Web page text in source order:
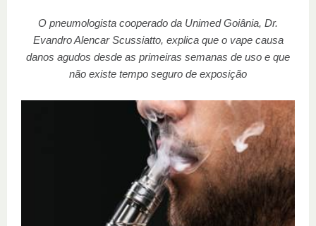
O pneumologista cooperado da Unimed Goiânia, Dr.
Evandro Alencar Scussiatto, explica que o vape causa
danos agudos desde as primeiras semanas de uso e que
não existe tempo seguro de exposição